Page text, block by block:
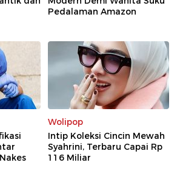
Pedalaman Amazon
Wolipop
Intip Koleksi Cincin Mewah
Syahrini, Terbaru Capai Rp
116 Miliar